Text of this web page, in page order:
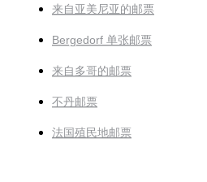
来自亚美尼亚的邮票
Bergedorf 单张邮票
来自多哥的邮票
不丹邮票
法国殖民地邮票